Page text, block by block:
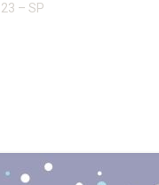
– SP